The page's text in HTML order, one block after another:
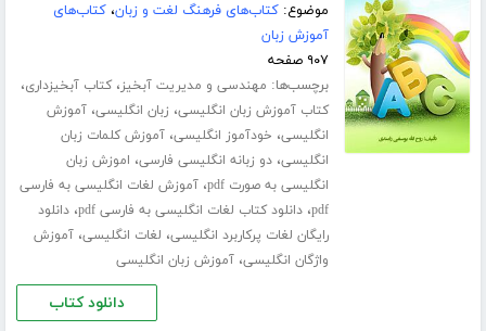
موضوع:کتاب‌های فرهنگ لغت و زبان،کتاب‌های
آموزش زبان
۹۰۷ صفحه
برچسب‌ها: مهندسی و مدیریت آبخیز،کتاب آبخیزداری،
کتاب آموزش زبان انگلیسی، زبان انگلیسی،آموزش
انگلیسی، خودآموز انگلیسی،آموزش کلمات زبان
انگلیسی،دو زبانه انگلیسی فارسی، اموزش زبان
انگلیسی به صورت pdf
،آموزش لغات انگلیسی به فارسی
pdf،دانلود کتاب لغات انگلیسی به فارسی pdf ،دانلود
رایگان لغات پرکاربرد انگلیسی، لغات انگلیسی،آموزش
واژگان انگلیسی،آموزش زبان انگلیسی
دانلود کتاب